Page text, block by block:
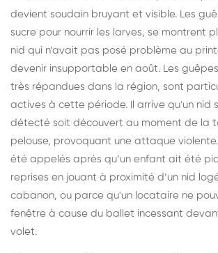
devient soudain bruyant et visible. Les
sucre pour nourrir les larves, se montrent
nid qui n’avait pas posé problème au
devenir insupportable en août. Les
très répandues dans la région, sont
actives à cette période. Il arrive qu'un nid
détecté soit découvert au moment de la
pelouse, provoquant une attaque
été appelés après qu’un enfant ait été
reprises en jouant à proximité d’un nid
cabanon, ou parce qu'un locataire ne
fenêtre à cause du ballet incessant
volet.